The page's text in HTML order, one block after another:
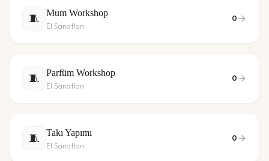
🧵 Mum Workshop
El Sanatları
0
🧵 Parfüm Workshop
El Sanatları
0
🧵 Takı Yapımı
El Sanatları
0